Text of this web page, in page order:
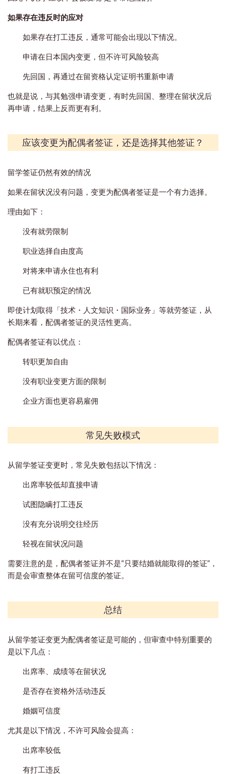
如果存在违反时的应对
如果存在打工违反，通常可能会出现以下情况。
申请在日本国内变更，但不许可风险较高
先回国，再通过在留资格认定证明书重新申请
也就是说，与其勉强申请变更，有时先回国、整理在留状况后
再申请，结果上反而更有利。
应该变更为配偶者签证，还是选择其他签证？
留学签证仍然有效的情况
如果在留状况没有问题，变更为配偶者签证是一个有力选择。
理由如下：
没有就劳限制
职业选择自由度高
对将来申请永住也有利
已有就职预定的情况
即使计划取得「技术・人文知识・国际业务」等就劳签证，从
长期来看，配偶者签证的灵活性更高。
配偶者签证有以优点：
转职更加自由
没有职业变更方面的限制
企业方面也更容易雇佣
常见失败模式
从留学签证变更时，常见失败包括以下情况：
出席率较低却直接申请
试图隐瞒打工违反
没有充分说明交往经历
轻视在留状况问题
需要注意的是，配偶者签证并不是“只要结婚就能取得的签证”，
而是会审查整体在留可信度的签证。
总结
从留学签证变更为配偶者签证是可能的，但审查中特别重要的
是以下几点：
出席率、成绩等在留状况
是否存在资格外活动违反
婚姻可信度
尤其是以下情况，不许可风险会提高：
出席率较低
有打工违反